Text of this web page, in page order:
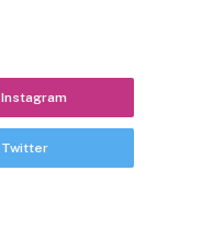
Instagram
Twitter